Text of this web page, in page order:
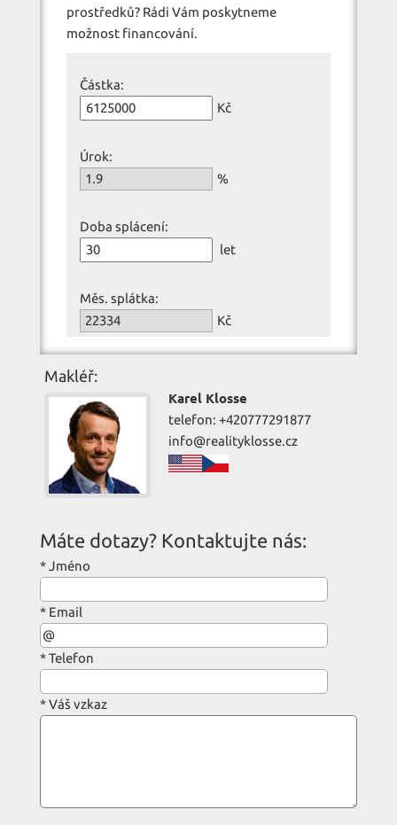
prostředků? Rádi Vám poskytneme
možnost financování.
Částka:
Kč
Úrok:
%
Doba splácení:
let
Měs. splátka:
Kč
Makléř:
Karel Klosse
telefon: +420777291877
info@realityklosse.cz
Máte dotazy? Kontaktujte nás:
*Jméno
* Email
*Telefon
*Váš vzkaz